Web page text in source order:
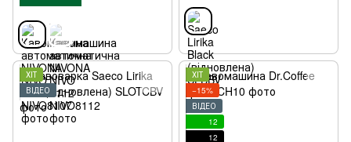
ХІТ
ВІДЕО
ХІТ
−15%
ВІДЕО
12
12